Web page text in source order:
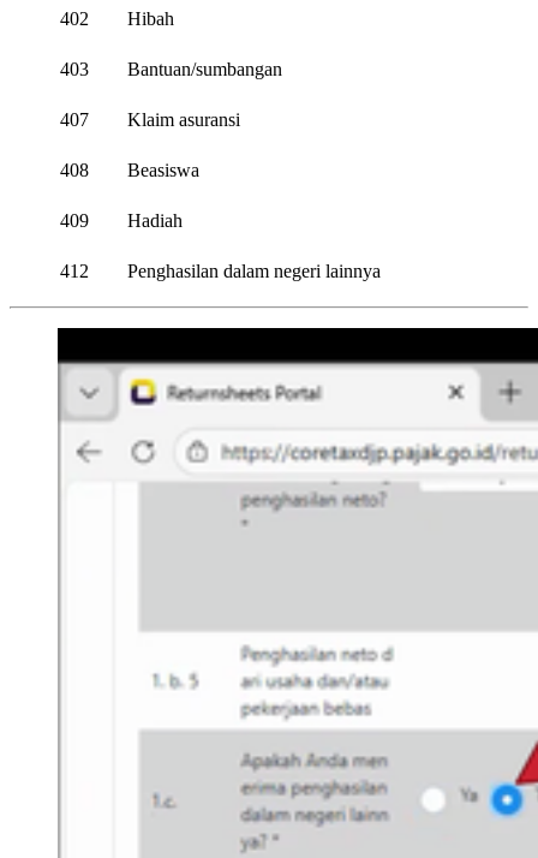
402 Hibah
403 Bantuan/sumbangan
407 Klaim asuransi
408 Beasiswa
409 Hadiah
412 Penghasilan dalam negeri lainnya